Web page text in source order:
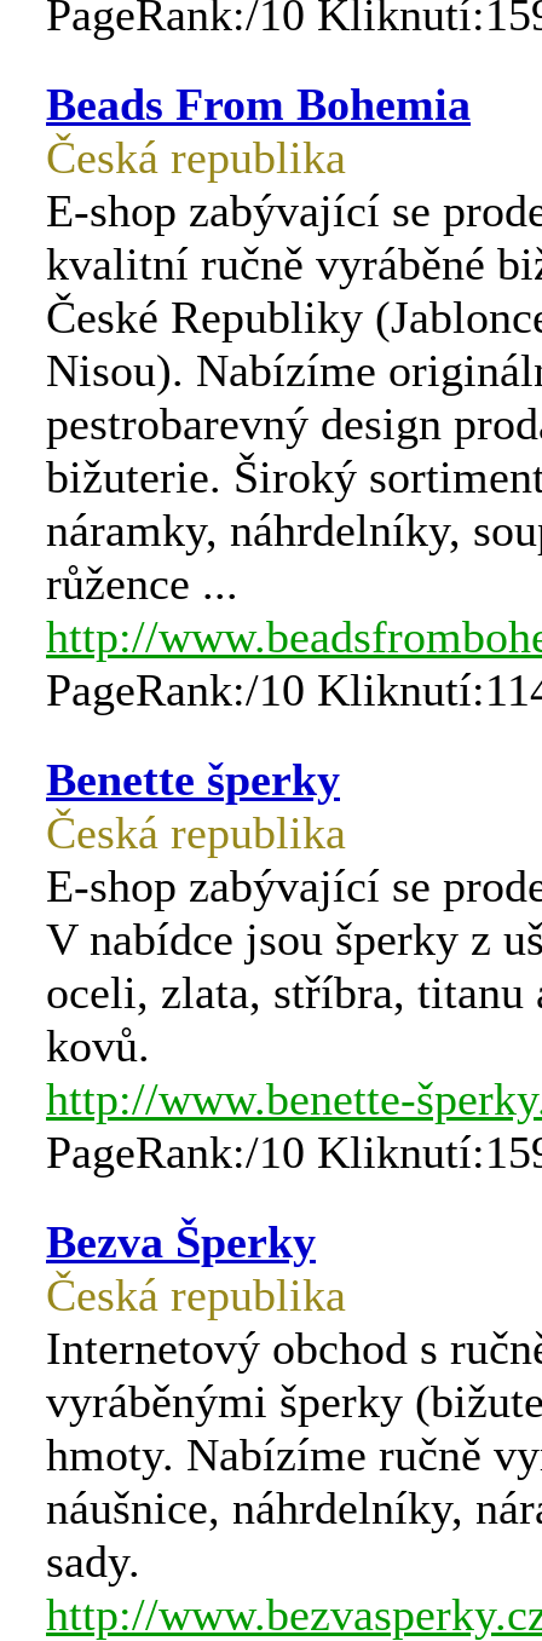
PageRank:/10
Beads From Bohemia
Česká republika
E-shop zabývající se
kvalitní ručně vyráběné
České Republiky
Nisou). Nabízíme
pestrobarevný design
bižuterie. Široký
náramky, náhrdelníky,
růžence ...
http://
PageRank:/10
Benette šperky
Česká republika
E-shop zabývající se
V nabídce jsou šperky z
oceli, zlata, stříbra, titanu
kovů.
http://www.benette-
PageRank:/10
Bezva Šperky
Česká republika
Internetový obchod s
vyráběnými šperky
hmoty. Nabízíme ručně
náušnice, náhrdelníky,
sady.
http://